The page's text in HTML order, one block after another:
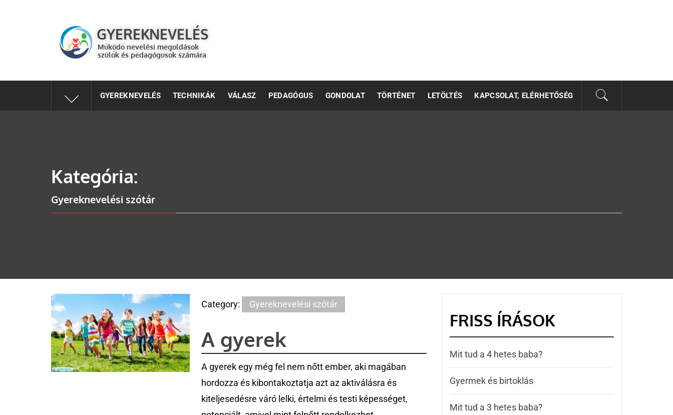
GYEREKNEVELÉS
GYEREKNEVELÉS
Működő nevelési megoldások
szülők és pedagógusok számára
GYEREKNEVELÉS TECHNIKÁK VÁLASZ PEDAGÓGUS GONDOLAT TÖRTÉNET LETÖLTÉS KAPCSOLAT, ELÉRHETŐSÉG
Kategória:
Gyereknevelési szótár
Category: Gyereknevelési szótár
A gyerek
A gyerek egy még fel nem nőtt ember, aki magában
hordozza és kibontakoztatja azt az aktiválásra és
kiteljesedésre váró lelki, értelmi és testi képességet,
FRISS ÍRÁSOK
Mit tud a 4 hetes baba?
Gyermek és birtoklás
Mit tud a 3 hetes baba?